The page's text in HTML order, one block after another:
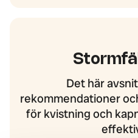
Det här
rekommendationer
för kvistning och